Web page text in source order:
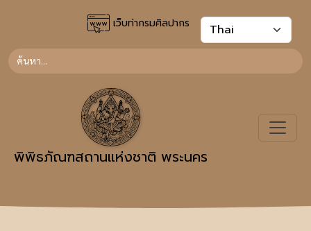
เว็บท่ากรมศิลปากร
พิพิธภัณฑสถานแห่งชาติ พระนคร